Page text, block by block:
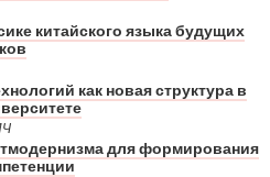
китайского языка будущих
как новая структура в
для формирования